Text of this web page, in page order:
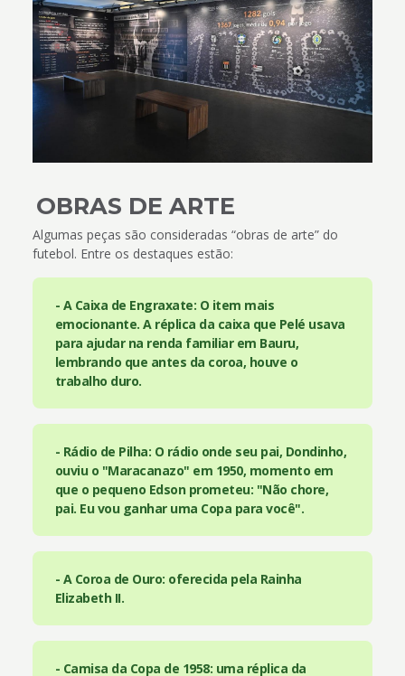
OBRAS DE ARTE
Algumas peças são consideradas “obras de arte” do
futebol. Entre os destaques estão:
- A Caixa de Engraxate: O item mais
emocionante. A réplica da caixa que Pelé usava
para ajudar na renda familiar em Bauru,
lembrando que antes da coroa, houve o
trabalho duro.
- Rádio de Pilha: O rádio onde seu pai, Dondinho,
ouviu o "Maracanazo" em 1950, momento em
que o pequeno Edson prometeu: "Não chore,
pai. Eu vou ganhar uma Copa para você".
- A Coroa de Ouro: oferecida pela Rainha
Elizabeth II.
- Camisa da Copa de 1958: uma réplica da